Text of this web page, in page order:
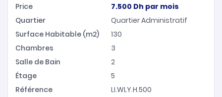
Price
7.500 Dh par mois
Quartier
Quartier Administratif
Surface Habitable (m2)
130
Chambres
3
Salle de Bain
2
Étage
5
Référence
LI.WLY.H.500